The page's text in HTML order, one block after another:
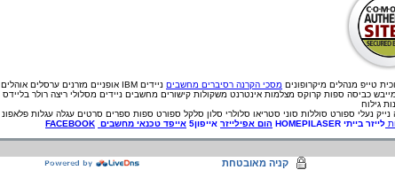
טייפ מנהלים מיקרופונים מסכי הקרנה רסיברים מחשבים ניידים IBM אופניים מזרנים ערסלים אוהלים
מייבש כביסה ספות קרוקס מצלמות אינטרנט משקולות קישורים מחשבים ניידים מסלולי ריצה רולר בליידס
גילוח
נייק נעלי ספורט סוללות סוני סטריאו סלולרי סלון סלקל ספורט ספות ספרים סרטים עגלה עגלות פלאפונ
לייזר בייתי HOMEPILASER הום אפילייזר אייפון5 אייפד טכנאי מחשבים FACEBOOK
קניה מאובטחת